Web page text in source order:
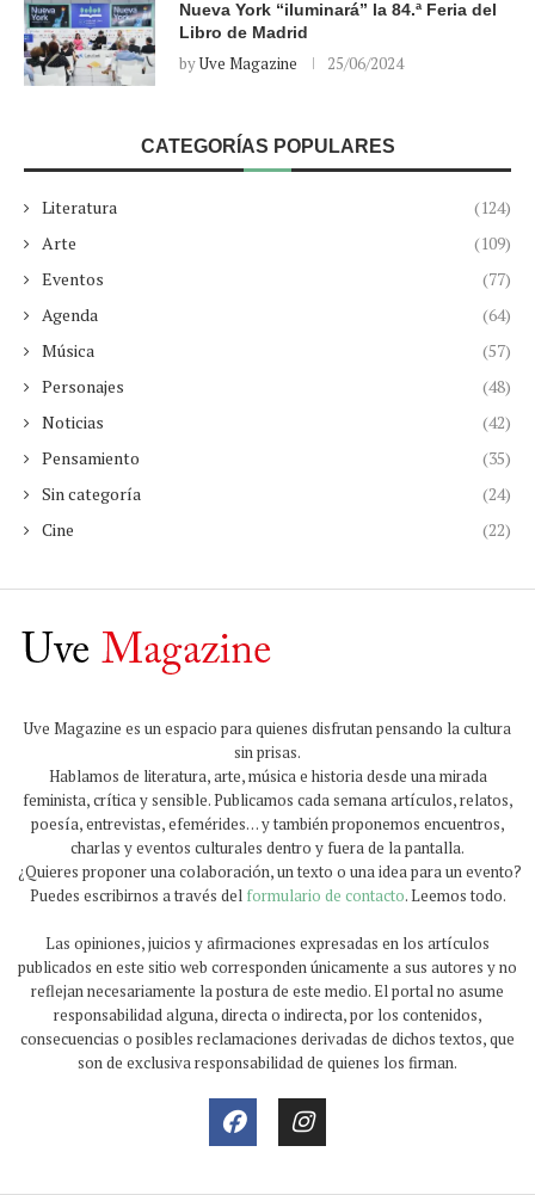
Nueva York “iluminará” la 84.ª Feria del
Libro de Madrid
byUve Magazine 25/06/2024
CATEGORÍAS POPULARES
Literatura
(124)
Arte
(109)
Eventos
(77)
Agenda
(64)
Música
(57)
Personajes
(48)
Noticias
(42)
Pensamiento
(35)
Sin categoría
(24)
Cine
(22)
Uve Magazine es un espacio para quienes disfrutan pensando la cultura
sin prisas.
Hablamos de literatura, arte, música e historia desde una mirada
feminista, crítica y sensible. Publicamos cada semana artículos, relatos,
poesía, entrevistas, efemérides… y también proponemos encuentros,
charlas y eventos culturales dentro y fuera de la pantalla.
¿Quieres proponer una colaboración, un texto o una idea para un evento?
Puedes escribirnos a través del formulario de contacto. Leemos todo.
Las opiniones, juicios y afirmaciones expresadas en los artículos
publicados en este sitio web corresponden únicamente a sus autores y no
reflejan necesariamente la postura de este medio. El portal no asume
responsabilidad alguna, directa o indirecta, por los contenidos,
consecuencias o posibles reclamaciones derivadas de dichos textos, que
son de exclusiva responsabilidad de quienes los firman.